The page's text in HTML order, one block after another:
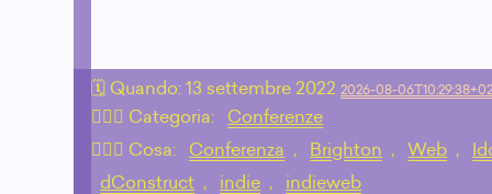
🗓 Quando:13 settembre 2022 2026-08-
🙇🏻‍♂️ Categoria:
Conferenze
💁🏼‍♂️ Cosa:
Conferenza , Brighton , Web ,
dConstruct , indie ,
indieweb